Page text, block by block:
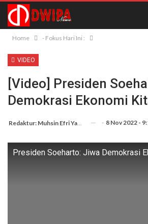
Home - Fokus Hari Ini :
VIDEO
[Video] Presiden
Demokrasi Ekonomi
- 8 Nov 2022 -
Presiden Soeharto: Jiwa Demokrasi